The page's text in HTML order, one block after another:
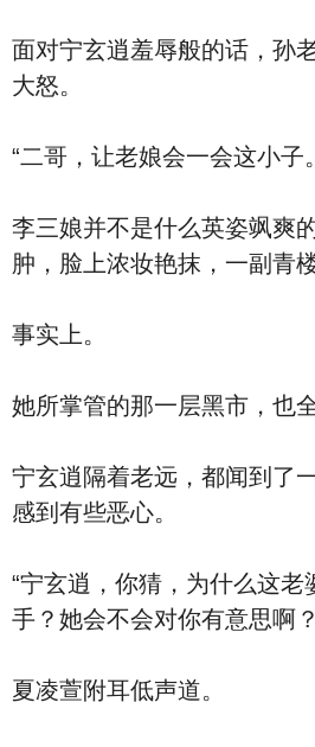
面对宁玄逍羞辱般的话，孙
大怒。
“二哥，让老娘会一会这小子
李三娘并不是什么英姿飒爽
肿，脸上浓妆艳抹，一副青
事实上。
她所掌管的那一层黑市，也
宁玄逍隔着老远，都闻到了
感到有些恶心。
“宁玄逍，你猜，为什么这老
手？她会不会对你有意思啊
夏凌萱附耳低声道。